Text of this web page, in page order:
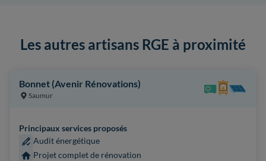
Les autres artisans RGE à proximité
Bonnet (Avenir Rénovations)
Saumur
Principaux services proposés
Audit énergétique
Projet complet de rénovation